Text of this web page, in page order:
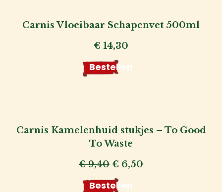
Carnis Vloeibaar Schapenvet 500ml
€ 14,30
Bestellen
Carnis Kamelenhuid stukjes – To Good
To Waste
€9,40 Oorspronkelijke
prijs
€ 6,50
Bestellen